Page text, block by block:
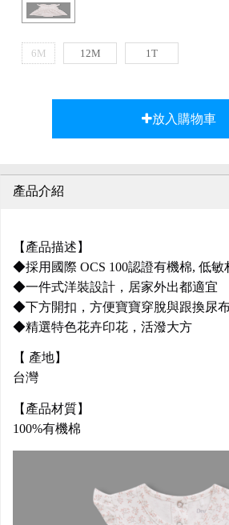
6M 12M 1T
放入購物車
產品介紹
【產品描述】
◆採用國際 OCS 100認證有機棉, 低敏
◆一件式洋裝設計，居家外出都適宜
◆下方開扣，方便寶寶穿脫與跟換尿
◆精選特色花卉印花，活潑大方
【 產地】
台灣
【產品材質】
100%有機棉